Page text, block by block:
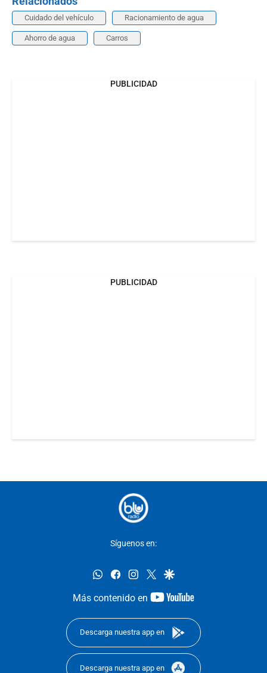
Cuidado del vehículo Racionamiento de agua
Ahorro de agua Carros
PUBLICIDAD
PUBLICIDAD
Síguenos en:
whatsappfacebookinstagram
twittergoogle
Más contenido en
youtube-
Descarga nuestra app en
Descarga nuestra app en